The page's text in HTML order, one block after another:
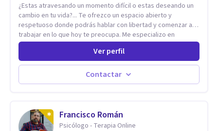
¿Estas atravesando un momento difícil o estas deseando un
cambio en tu vida?... Te ofrezco un espacio abierto y
respetuoso donde podrás hablar con libertad y comenzar a
trabajar en lo que hoy te preocupa. Me especializo en
Trastornos de Ansiedad y a lo largo de mi experiencia
profesional he acompañado a muchas Familias y Parejas con
distintas problemáticas como el manejo del estrés,
Autoestima, Gestión de la Ira, Depresión, Retos en la Crianza,
Codependencia, Celos, entre otros. Cuento con más de 12
Adolescentes y Adultos
Ver perfil
Contactar
Francisco Román
Psicólogo - Terapia Online